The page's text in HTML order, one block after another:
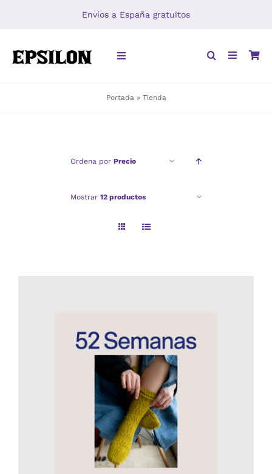
Envíos a España gratuitos
Toggle
Portada » Tienda
Ordena por Precio
Mostrar 12 productos
AÑADIR AL CARRITO